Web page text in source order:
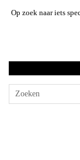
Op zoek naar iets